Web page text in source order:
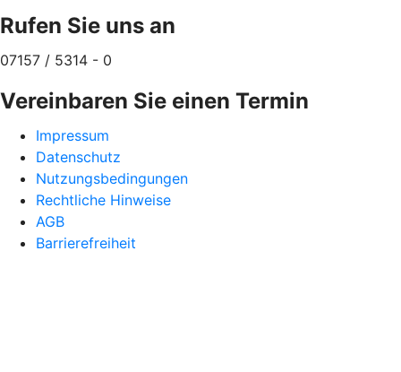
Rufen Sie uns an
07157 / 5314 - 0
Vereinbaren Sie einen Termin
Impressum
Datenschutz
Nutzungsbedingungen
Rechtliche Hinweise
AGB
Barrierefreiheit